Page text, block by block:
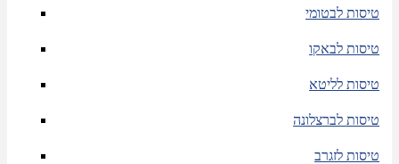
טיסות לבטומי
טיסות לבאקו
טיסות לליטא
טיסות לברצלונה
טיסות לזגרב